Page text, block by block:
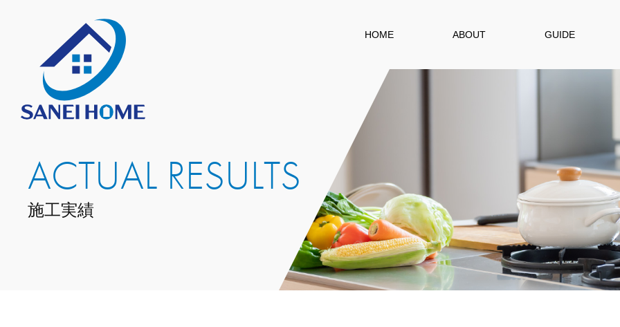
HOME ABOUT GUIDE
ACTUAL RESULTS
施工実績